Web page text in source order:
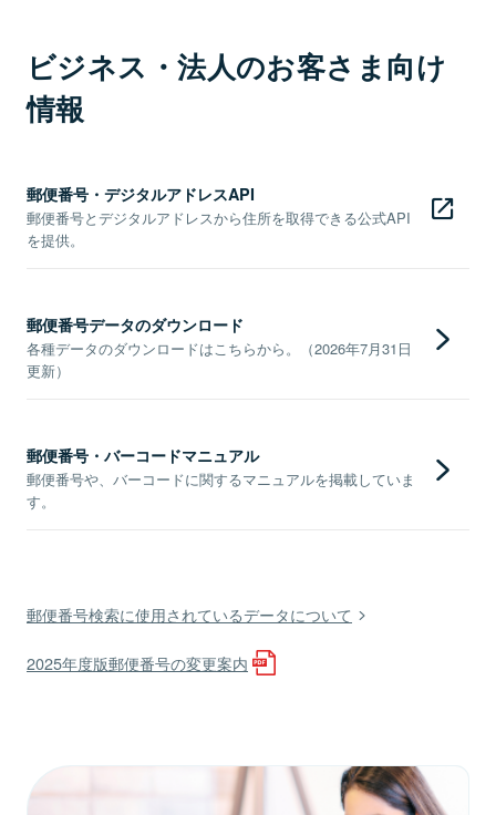
ビジネス・法人のお客さま向け
情報
郵便番号・デジタルアドレスAPI
郵便番号とデジタルアドレスから住所を取得できる公式API
を提供。
郵便番号データのダウンロード
各種データのダウンロードはこちらから。（2026年7月31日
更新）
郵便番号・バーコードマニュアル
郵便番号や、バーコードに関するマニュアルを掲載していま
す。
郵便番号検索に使用されているデータについて
2025年度版郵便番号の変更案内